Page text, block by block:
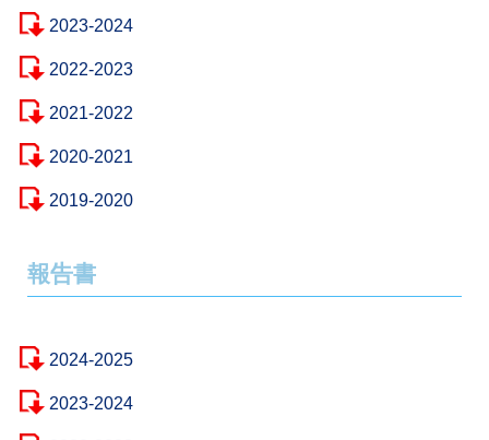
2023-2024
2022-2023
2021-2022
2020-2021
2019-2020
報告書
2024-2025
2023-2024